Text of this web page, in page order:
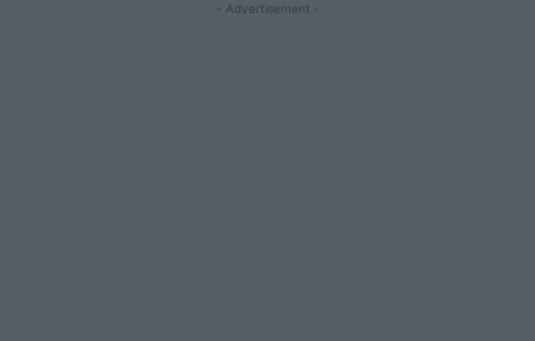
- Advertisement -